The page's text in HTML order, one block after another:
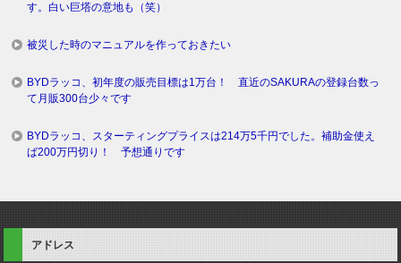
す。白い巨塔の意地も（笑）
被災した時のマニュアルを作っておきたい
BYDラッコ、初年度の販売目標は1万台！ 直近のSAKURAの登録台数っ
て月販300台少々です
BYDラッコ、スターティングプライスは214万5千円でした。補助金使え
ば200万円切り！ 予想通りです
アドレス